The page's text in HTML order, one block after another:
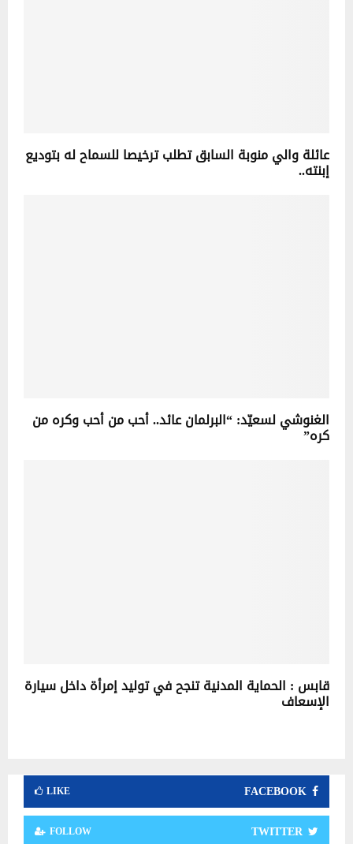
عائلة والي منوبة السابق تطلب ترخيصا للسماح له بتوديع
إبنته..
الغنوشي لسعيّد: “البرلمان عائد.. أحب من أحب وكره من
كره”
قابس : الحماية المدنية تنجح في توليد إمرأة داخل سيارة
الإسعاف
FACEBOOK
LIKE
TWITTER
FOLLOW